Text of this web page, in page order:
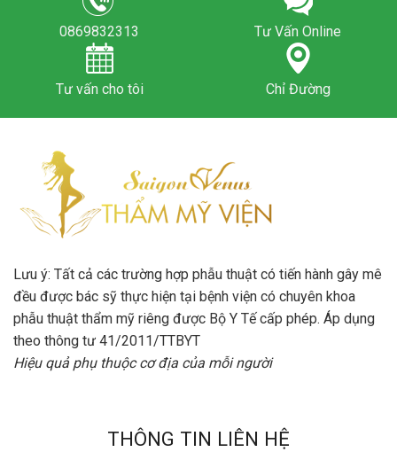
0869832313 Tư Vấn Online
Tư vấn cho tôi Chỉ Đường
Lưu ý: Tất cả các trường hợp phẫu thuật có tiến hành gây mê
đều được bác sỹ thực hiện tại bệnh viện có chuyên khoa
phẫu thuật thẩm mỹ riêng được Bộ Y Tế cấp phép. Áp dụng
theo thông tư 41/2011/TTBYT
Hiệu quả phụ thuộc cơ địa của mỗi người
THÔNG TIN LIÊN HỆ